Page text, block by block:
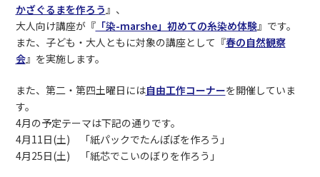
かざぐるまを作ろう』、
大人向け講座が『「染-marshe」初めての糸染め体験』です。
また、子ども・大人ともに対象の講座として『春の自然観察
会』を実施します。
また、第二・第四土曜日には自由工作コーナーを開催していま
す。
4月の予定テーマは下記の通りです。
4月11日(土) 「紙パックでたんぽぽを作ろう」
4月25日(土) 「紙芯でこいのぼりを作ろう」